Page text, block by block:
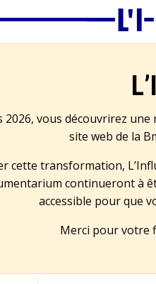
vous découvrirez
site web de la
cette transformation,
continueront à
accessible pour que
Merci pour votre